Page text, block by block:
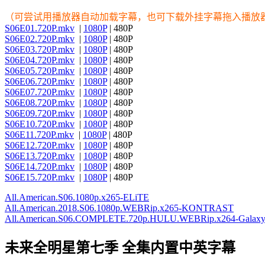
（可尝试用播放器自动加载字幕，也可下载外挂字幕拖入播放
S06E01.720P.mkv | 1080P| 480P
S06E02.720P.mkv | 1080P| 480P
S06E03.720P.mkv | 1080P| 480P
S06E04.720P.mkv | 1080P| 480P
S06E05.720P.mkv | 1080P| 480P
S06E06.720P.mkv | 1080P| 480P
S06E07.720P.mkv | 1080P| 480P
S06E08.720P.mkv | 1080P| 480P
S06E09.720P.mkv | 1080P| 480P
S06E10.720P.mkv | 1080P| 480P
S06E11.720P.mkv | 1080P| 480P
S06E12.720P.mkv | 1080P| 480P
S06E13.720P.mkv | 1080P| 480P
S06E14.720P.mkv | 1080P| 480P
S06E15.720P.mkv | 1080P| 480P
All.American.S06.1080p.x265-ELiTE
All.American.2018.S06.1080p.WEBRip.x265-KONTRAST
All.American.S06.COMPLETE.720p.HULU.WEBRip.x264-
未来全明星第七季 全集内置中英字幕